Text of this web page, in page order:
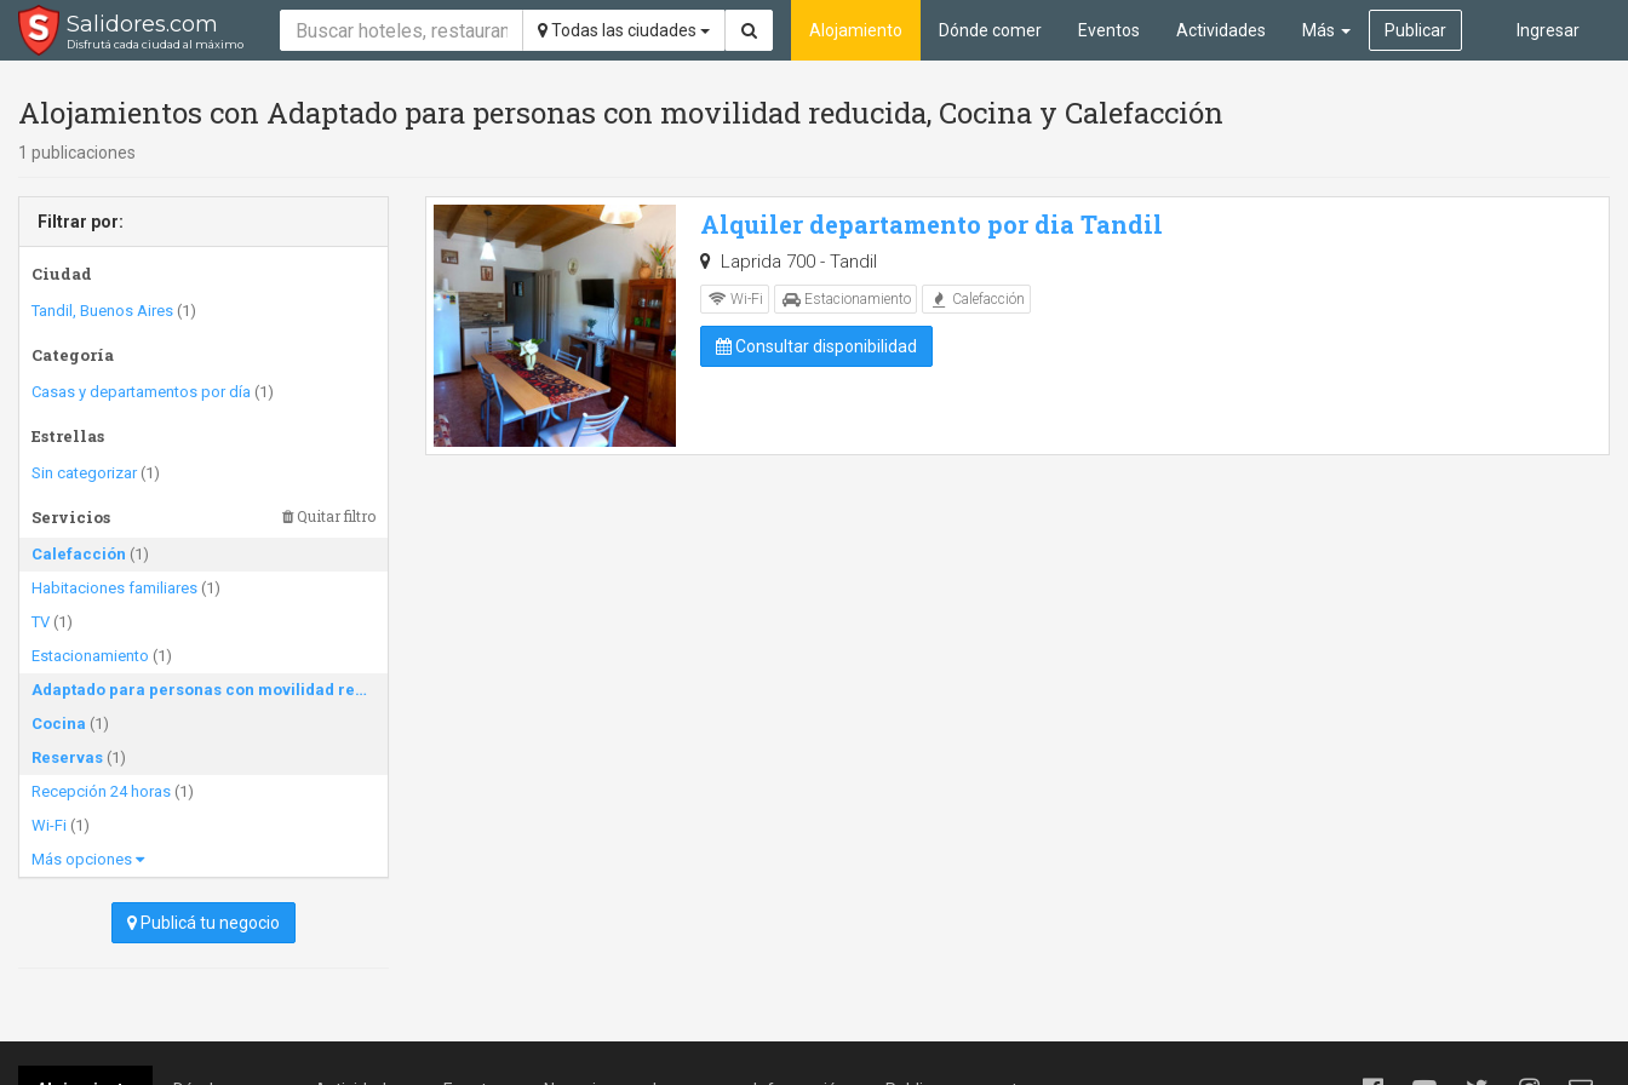
Salidores.com
Disfrutá cada ciudad al máximo
Todas las ciudades Ingresar
Alojamiento Dónde comer Eventos Actividades Más Publicar
Alojamientos con Adaptado para personas con movilidad reducida, Cocina y Calefacción
1 publicaciones
Filtrar por:
Ciudad
Tandil, Buenos Aires (1)
Categoría
Casas y departamentos por día (1)
Estrellas
Sin categorizar(1)
Servicios Quitar filtro
Calefacción (1)
Habitaciones familiares (1)
TV (1)
Estacionamiento (1)
Adaptado para personas con movilidad reducida
Cocina (1)
Reservas (1)
Recepción 24 horas (1)
Wi-Fi (1)
Más opciones
Publicá tu negocio
Alquiler departamento por dia Tandil
Laprida 700 - Tandil
Wi-Fi Estacionamiento Calefacción
Consultar disponibilidad